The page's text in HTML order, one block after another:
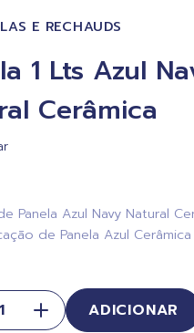
E RECHAUDS
1 Lts Azul
Cerâmica
Panela Azul Navy Natural
de Panela Azul
ADICIONAR